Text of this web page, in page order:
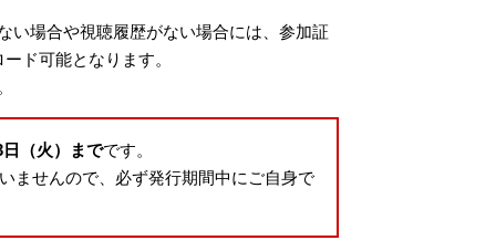
い場合や視聴履歴がない場合には、参加証
ド可能となります。
（火）までです。
ませんので、必ず発行期間中にご自身で